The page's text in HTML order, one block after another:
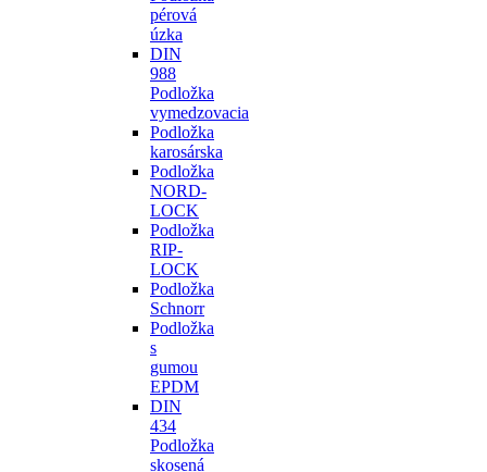
pérová
úzka
DIN
988
Podložka
vymedzovacia
Podložka
karosárska
Podložka
NORD-
LOCK
Podložka
RIP-
LOCK
Podložka
Schnorr
Podložka
s
gumou
EPDM
DIN
434
Podložka
skosená